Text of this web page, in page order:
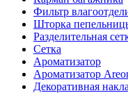
Фильтр
Шторка
Разделительная
Сетка
Ароматизатор
Ароматизатор
Декоративная